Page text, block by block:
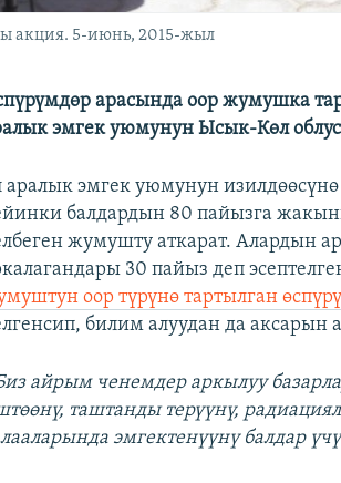
акция. 5-июнь, 2015-жыл
арасында оор жумушка
эмгек уюмунун Ысык-Көл
аралык эмгек уюмунун
балдардын 80 пайызга
жумушту аткарат. Алардын
30 пайыз деп
оор түрүнө тартылган
билим алуудан да аксарын
айрым ченемдер аркылуу
таштанды терүүнү,
эмгектенүүнү балдар